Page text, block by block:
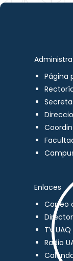
Página
Enlaces
Correo
TV UAQ
Radio